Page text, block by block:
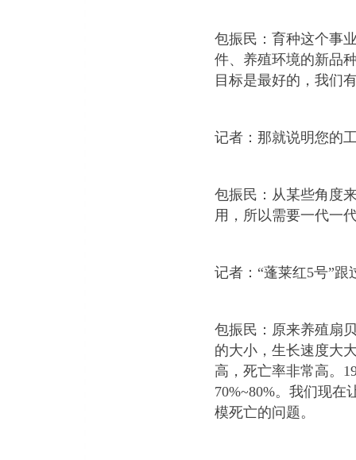
包振民：育种这个事
件、养殖环境的新品
目标是最好的，我们
记者：那就说明您的
包振民：从某些角度
用，所以需要一代一
记者： “蓬莱红5号”跟
包振民：原来养殖扇
的大小，生长速度大
高，死亡率非常高。
70%~80%。我们现在
模死亡的问题。